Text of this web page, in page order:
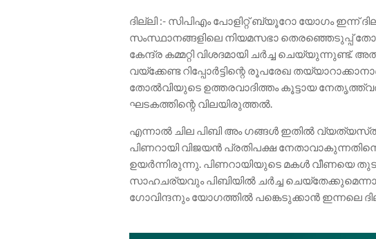
ദില്ലി :- സിപിഎം പോളിറ്റ് ബ്യൂറോ യോഗം ഇന്ന്
സംസ്ഥാനങ്ങളിലെ നിയമസഭാ തെരഞ്ഞെടുപ്പ്
കേന്ദ്ര കമ്മറ്റി വിശദമായി ചർച്ച ചെയ്യുന്നുണ്ട്.
വ‌യ്ക്കേണ്ട റിപ്പോർട്ടിന്റെ രൂപരേഖ
തോൽവിയുടെ ഉത്തരവാദിത്തം കൂട്ടായ
ഘടകത്തിന്റെ വിലയിരുത്തൽ.
എന്നാൽ ചില പിബി അം ഗങ്ങൾ ഇതിൽ
പിണറായി വിജയൻ പ്രതിപക്ഷ
ഉയർന്നിരുന്നു. പിണറായിയുടെ മകൾ വീണയെ
സാഹചര്യവും പിബിയിൽ ചർച്ച
ഗോവിന്ദനും യോഗത്തിൽ പങ്കെടുക്കാൻ ഇന്നലെ